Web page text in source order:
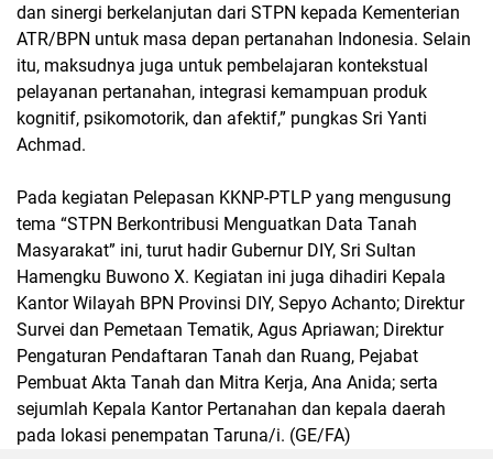
dan sinergi berkelanjutan dari STPN kepada Kementerian
ATR/BPN untuk masa depan pertanahan Indonesia. Selain
itu, maksudnya juga untuk pembelajaran kontekstual
pelayanan pertanahan, integrasi kemampuan produk
kognitif, psikomotorik, dan afektif,” pungkas Sri Yanti
Achmad.
Pada kegiatan Pelepasan KKNP-PTLP yang mengusung
tema “STPN Berkontribusi Menguatkan Data Tanah
Masyarakat” ini, turut hadir Gubernur DIY, Sri Sultan
Hamengku Buwono X. Kegiatan ini juga dihadiri Kepala
Kantor Wilayah BPN Provinsi DIY, Sepyo Achanto; Direktur
Survei dan Pemetaan Tematik, Agus Apriawan; Direktur
Pengaturan Pendaftaran Tanah dan Ruang, Pejabat
Pembuat Akta Tanah dan Mitra Kerja, Ana Anida; serta
sejumlah Kepala Kantor Pertanahan dan kepala daerah
pada lokasi penempatan Taruna/i. (GE/FA)